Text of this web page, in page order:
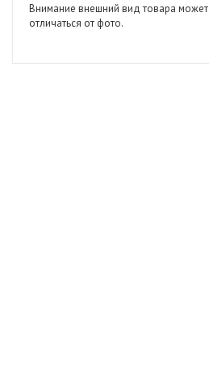
Внимание внешний вид товара может
отличаться от фото.